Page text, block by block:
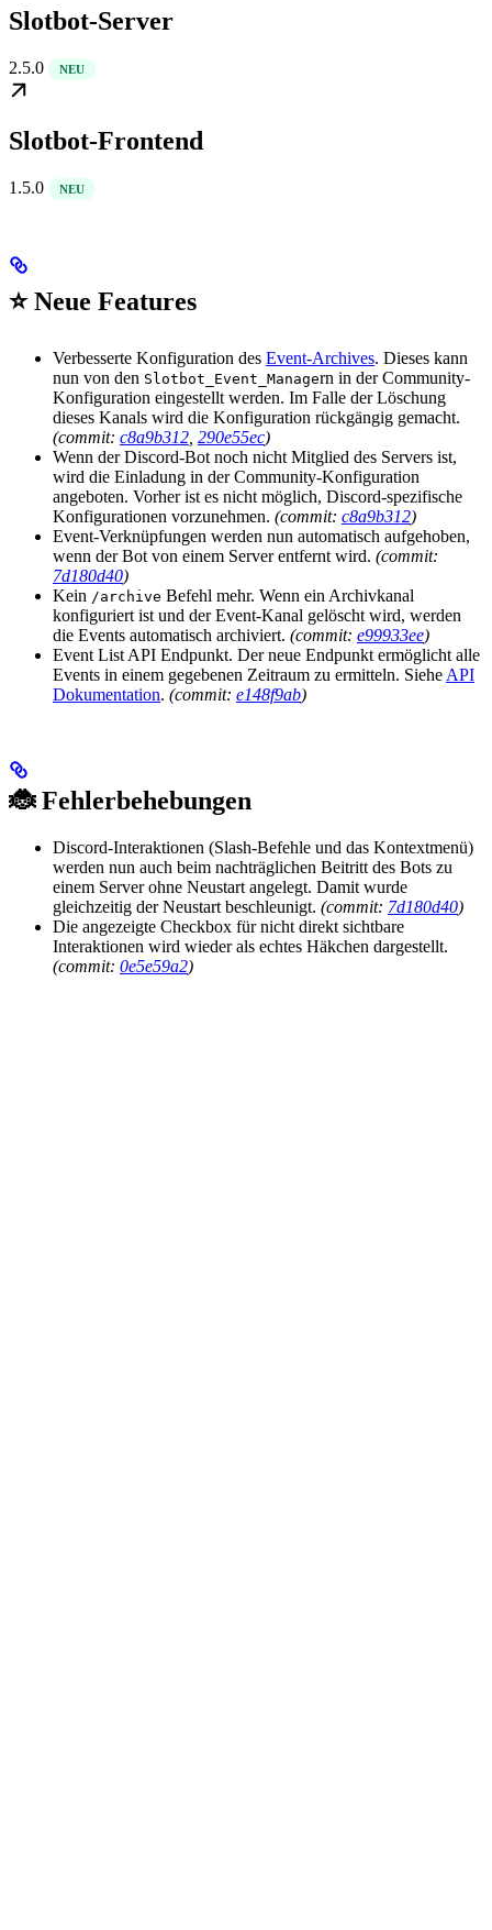
Slotbot-Server
2.5.0 NEU
Slotbot-Frontend
1.5.0 NEU
⭐ Neue Features
Verbesserte Konfiguration des Event-Archives. Dieses kann
nun von den Slotbot_Event_Managern in der Community-
Konfiguration eingestellt werden. Im Falle der Löschung
dieses Kanals wird die Konfiguration rückgängig gemacht.
(commit: c8a9b312 290e55ec)
Wenn der Discord-Bot noch nicht Mitglied des Servers ist,
wird die Einladung in der Community-Konfiguration
angeboten. Vorher ist es nicht möglich, Discord-spezifische
Konfigurationen vorzunehmen. (commit: c8a9b312)
Event-Verknüpfungen werden nun automatisch aufgehoben,
wenn der Bot von einem Server entfernt wird. (commit:
7d180d40)
Kein /archive Befehl mehr. Wenn ein Archivkanal
konfiguriert ist und der Event-Kanal gelöscht wird, werden
die Events automatisch archiviert. (commit: e99933ee)
Event List API Endpunkt. Der neue Endpunkt ermöglicht alle
Events in einem gegebenen Zeitraum zu ermitteln. Siehe API
Dokumentation. (commit: e148f9ab)
🐞 Fehlerbehebungen
Discord-Interaktionen (Slash-Befehle und das Kontextmenü)
werden nun auch beim nachträglichen Beitritt des Bots zu
einem Server ohne Neustart angelegt. Damit wurde
gleichzeitig der Neustart beschleunigt. (commit: 7d180d40)
Die angezeigte Checkbox für nicht direkt sichtbare
Interaktionen wird wieder als echtes Häkchen dargestellt.
(commit: 0e5e59a2)